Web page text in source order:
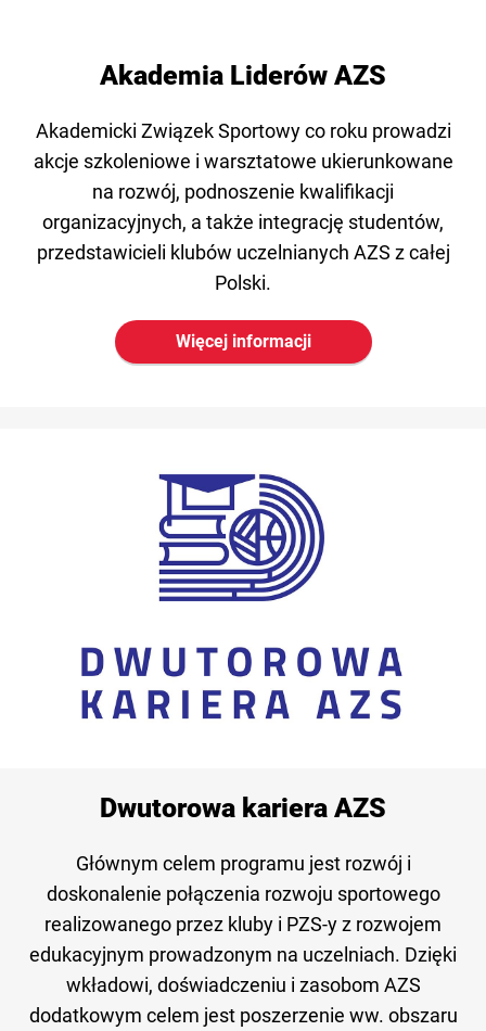
Akademia Liderów AZS
Akademicki Związek Sportowy co roku prowadzi
akcje szkoleniowe i warsztatowe ukierunkowane
na rozwój, podnoszenie kwalifikacji
organizacyjnych, a także integrację studentów,
przedstawicieli klubów uczelnianych AZS z całej
Polski.
Więcej informacji
Dwutorowa kariera AZS
Głównym celem programu jest rozwój i
doskonalenie połączenia rozwoju sportowego
realizowanego przez kluby i PZS-y z rozwojem
edukacyjnym prowadzonym na uczelniach. Dzięki
wkładowi, doświadczeniu i zasobom AZS
dodatkowym celem jest poszerzenie ww. obszaru